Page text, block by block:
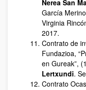
Nerea San
García
Virginia
2017.
Contrato de
Fundazioa,
en Gureak”,
Lertxundi.
Contrato